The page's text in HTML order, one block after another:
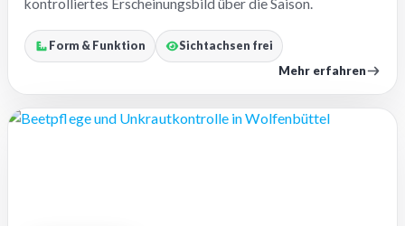
kontrolliertes Erscheinungsbild über die Saison.
Form & Funktion Sichtachsen frei
Mehr erfahren